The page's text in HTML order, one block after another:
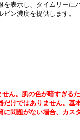
表示し、タイムリーに
ン濃度を提供します。
ん。肌の色が暗すぎ
けではありません。
問題がない場合、カス